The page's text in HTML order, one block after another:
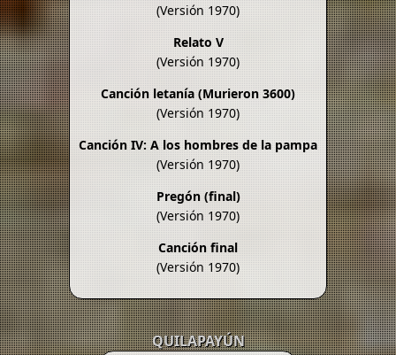
(Versión 1970)
Relato V
(Versión 1970)
Canción letanía (Murieron 3600)
(Versión 1970)
Canción IV: A los hombres de la pampa
(Versión 1970)
Pregón (final)
(Versión 1970)
Canción final
(Versión 1970)
QUILAPAYÚN